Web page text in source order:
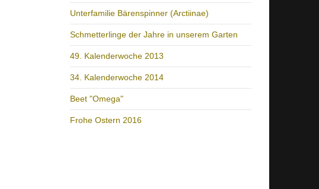
Unterfamilie Bärenspinner (Arctiinae)
Schmetterlinge der Jahre in unserem Garten
49. Kalenderwoche 2013
34. Kalenderwoche 2014
Beet "Omega"
Frohe Ostern 2016